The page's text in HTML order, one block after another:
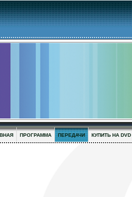
ПРОГРАММА ПЕРЕДАЧИ КУПИТЬ НА DVD